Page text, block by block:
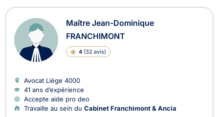
Maître Jean-Dominique
FRANCHIMONT
4 (32 avis)
Avocat Liège 4000
41 ans d’expérience
Accepte aide pro deo
Travaille au sein du Cabinet Franchimont & Ancia